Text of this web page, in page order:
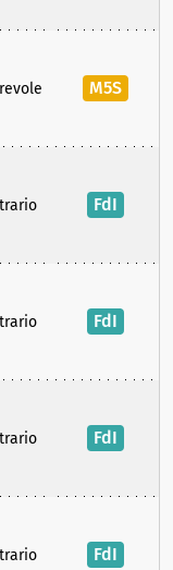
M5S
FdI
FdI
FdI
FdI